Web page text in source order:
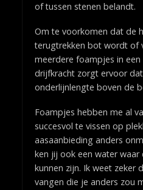
of tussen stenen belandt.
Om te voorkomen dat de
terugtrekken bot wordt of
meerdere foampjes in
drijfkracht zorgt ervoor
onderlijnlengte boven de
Foampjes hebben me al
succesvol te vissen op
aasaanbieding anders
ken jij ook een water
kunnen zijn. Ik weet zeker
vangen die je anders zou